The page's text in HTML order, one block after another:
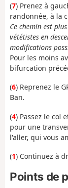
(7) Prenez à
randonnée, à la
Ce chemin est
vététistes en
modifications
Pour les moins
bifurcation
(6) Reprenez le
Ban.
(4) Passez le col
pour une
l'aller, qui vous
(1) Continuez à
Points de